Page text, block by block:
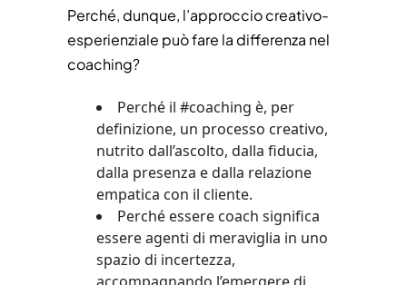
Perché, dunque, l’approccio creativo-
esperienziale può fare la differenza nel
coaching?
Perché il #coaching è, per
definizione, un processo creativo,
nutrito dall’ascolto, dalla fiducia,
dalla presenza e dalla relazione
empatica con il cliente.
Perché essere coach significa
essere agenti di meraviglia in uno
spazio di incertezza,